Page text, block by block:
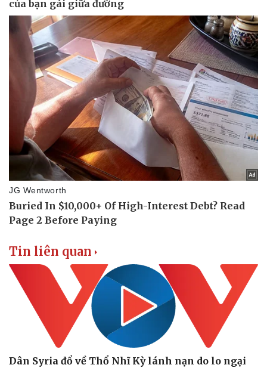
Pháp luật
Vụ án
Tin nóng
Tư vấn luật
Quân sự - Quốc phòng
Vũ khí
Việt Nam
Phân tích
Tin liên quan
Dân Syria đổ về Thổ Nhĩ Kỳ lánh nạn do lo ngại